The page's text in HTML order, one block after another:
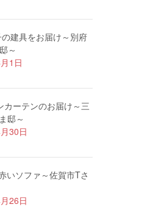
建具をお届け～別府
～
1日
カーテンのお届け～三
邸～
30日
いソファ～佐賀市Tさ
26日